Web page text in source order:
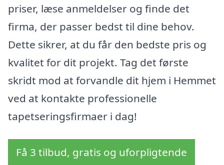
priser, læse anmeldelser og finde det
firma, der passer bedst til dine behov.
Dette sikrer, at du får den bedste pris og
kvalitet for dit projekt. Tag det første
skridt mod at forvandle dit hjem i Hemmet
ved at kontakte professionelle
tapetseringsfirmaer i dag!
Få 3 tilbud, gratis og uforpligtende